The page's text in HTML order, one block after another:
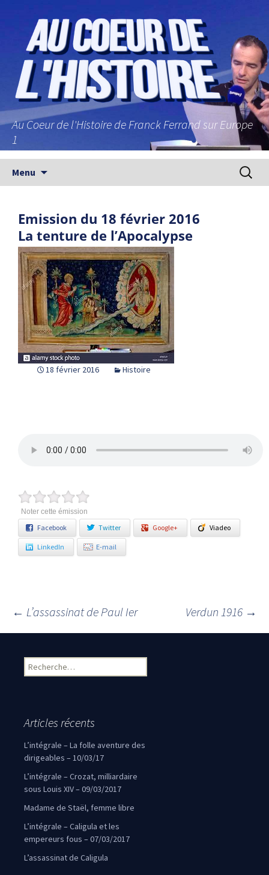
Au Coeur de l'Histoire de Franck Ferrand sur Europe
1
Menu
Emission du 18 février 2016
La tenture de l’Apocalypse
18 février 2016 Histoire
Noter cette émission
Facebook Twitter Google+ Viadeo
LinkedIn E-mail
Navigation des articles
← L’assassinat de Paul Ier Verdun 1916 →
Rechercher :
Articles récents
L’intégrale – La folle aventure des
dirigeables – 10/03/17
L’intégrale – Crozat, milliardaire
sous Louis XIV – 09/03/2017
Madame de Staël, femme libre
L’intégrale – Caligula et les
empereurs fous – 07/03/2017
L’assassinat de Caligula